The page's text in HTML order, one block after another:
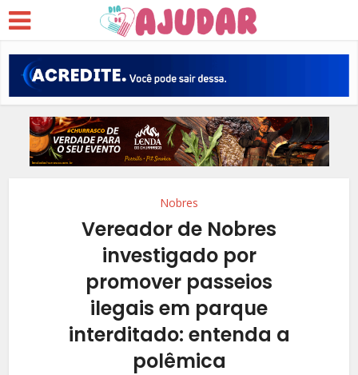
Nobres
Vereador de Nobres
investigado por
promover passeios
ilegais em parque
interditado: entenda a
polêmica